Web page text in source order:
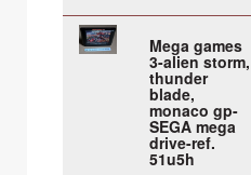
Mega games
3-alien storm,
thunder
blade,
monaco gp-
SEGA mega
drive-ref.
51u5h